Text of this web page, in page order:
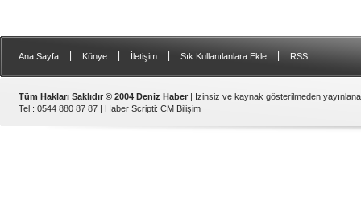
Ana Sayfa Künye İletişim Sık Kullanılanlara Ekle RSS
Tüm Hakları Saklıdır © 2004 Deniz Haber | İzinsiz ve kaynak gösterilmeden
Tel : 0544 880 87 87 | Haber Scripti: CM Bilişim